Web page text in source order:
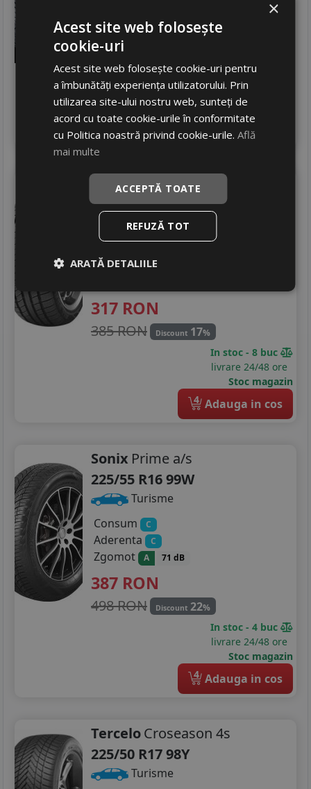
317RON
385 RON
In stoc - 8 buc
livrare 24/48 ore
Stoc magazin
4 Adauga in cos
MirageMr-762 as
225/45 R18 95V
Turisme
Aderenta C
317 RON
385 RON Discount 17%
In stoc - 8 buc
livrare 24/48 ore
Stoc magazin
4 Adauga in cos
Sonix Prime a/s
225/55 R16 99W
Turisme
Consum
C
Aderenta C
Zgomot A 71 dB
387 RON
498 RON Discount 22%
In stoc - 4 buc
livrare 24/48 ore
Stoc magazin
4 Adauga in cos
TerceloCroseason 4s
225/50 R17 98Y
Turisme
×
Acest site web folosește
cookie-uri
Acest site web folosește cookie-uri pentru
a îmbunătăți experiența utilizatorului. Prin
utilizarea site-ului nostru web, sunteți de
acord cu toate cookie-urile în conformitate
cu Politica noastră privind cookie-urile.Află
mai multe
ACCEPTĂ TOATE
REFUZĂ TOT
ARATĂ DETALIILE